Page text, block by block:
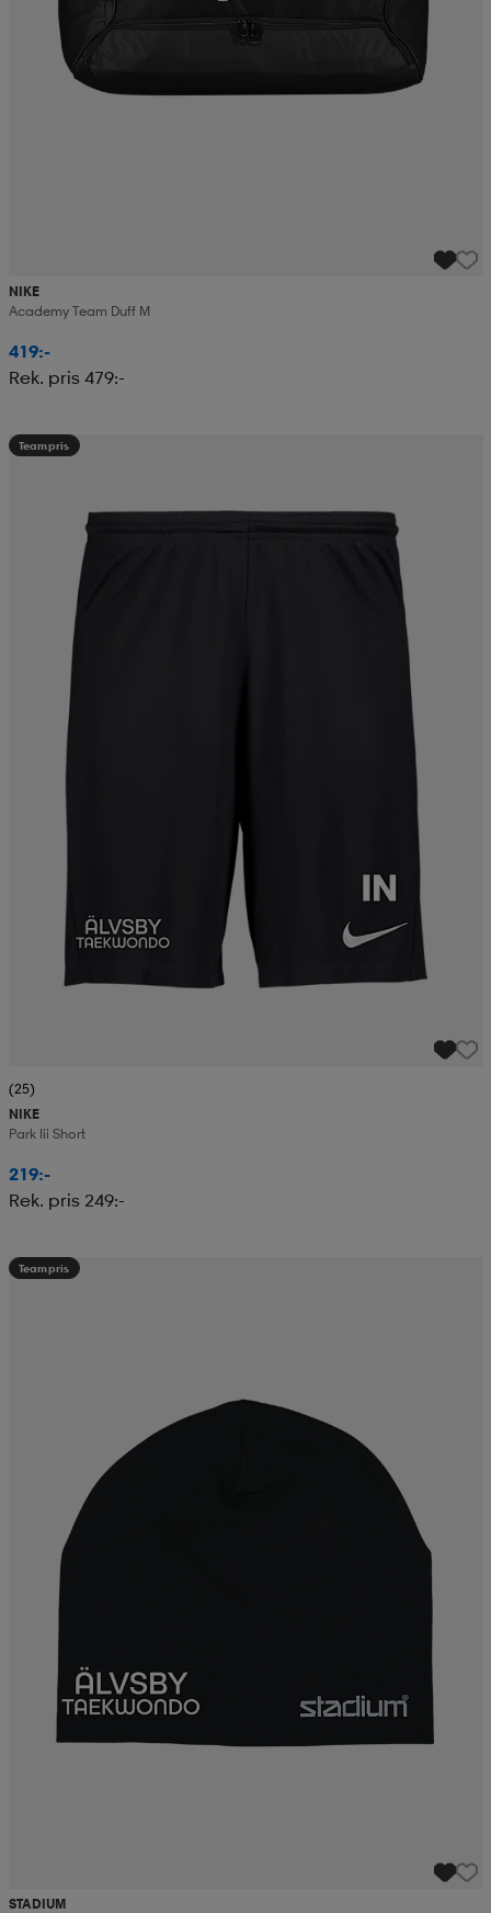
NIKE
Academy Team Duff M
419:-
Rek. pris 479:-
Teampris
(25)
NIKE
Park Iii Short
219:-
Rek. pris 249:-
Teampris
STADIUM